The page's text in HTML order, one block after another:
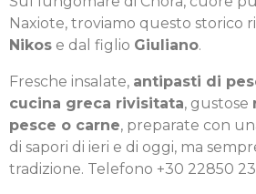
Naxiote, troviamo questo storico
Nikos e dal figlio Giuliano.
Fresche insalate, antipasti di
cucina greca rivisitata, gustose
pesce o carne, preparate con
di sapori di ieri e di oggi, ma
tradizione. Telefono +30 22850